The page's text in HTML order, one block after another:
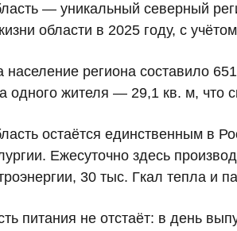
— уникальный северный
области в 2025 году, с
население региона составило
одного жителя — 29,1 кв. м, что
остаётся единственным в
Ежесуточно здесь
, 30 тыс. Гкал тепла и
питания не отстаёт: в день